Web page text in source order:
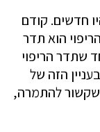
חדשים. קודם
הוא תדר
שתדר הריפוי
הזה של
שקשור להתמרה,